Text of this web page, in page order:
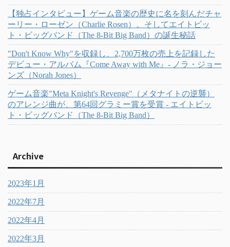
【独占インタビュー】ゲーム音楽の歴史に名を刻んだチャ
ーリー・ローゼン（Charlie Rosen）。そしてエイトビッ
ト・ビッグバンド（The 8-Bit Big Band）の誕生秘話
"Don't Know Why"を収録し、2,700万枚の売上を記録した
デビュー・アルバム『Come Away with Me』- ノラ・ジョー
ンズ（Norah Jones）
ゲーム音楽"Meta Knight's Revenge"（メタナイトの逆襲）
のアレンジ曲が、第64回グラミー賞を受賞 - エイトビッ
ト・ビッグバンド（The 8-Bit Big Band）
Archive
2023年1月
2022年7月
2022年4月
2022年3月